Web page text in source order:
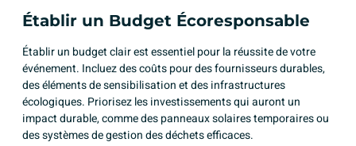
Établir un Budget Écoresponsable
Établir un budget clair est essentiel pour la réussite de votre
événement. Incluez des coûts pour des fournisseurs durables,
des éléments de sensibilisation et des infrastructures
écologiques. Priorisez les investissements qui auront un
impact durable, comme des panneaux solaires temporaires ou
des systèmes de gestion des déchets efficaces.